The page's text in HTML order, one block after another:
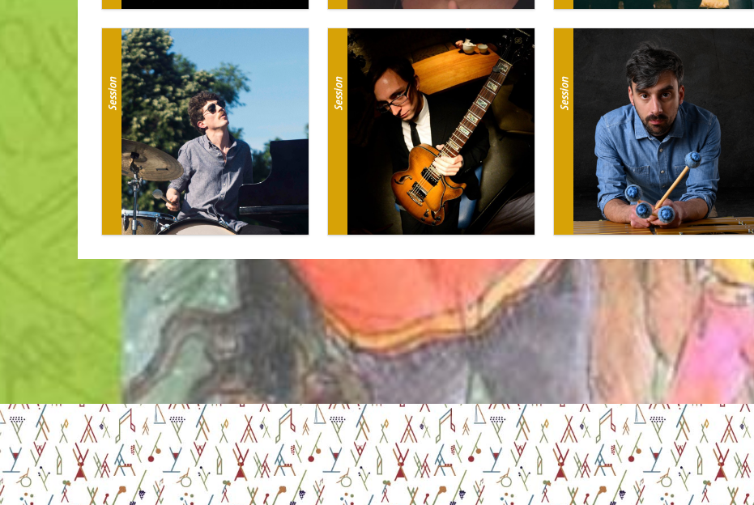
Session Session Session